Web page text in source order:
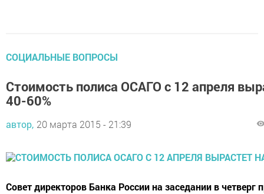
СОЦИАЛЬНЫЕ ВОПРОСЫ
Стоимость полиса ОСАГО с 12 апреля
40-60%
автор, 20 марта 2015 - 21:39
Совет директоров Банка России на заседании в четверг